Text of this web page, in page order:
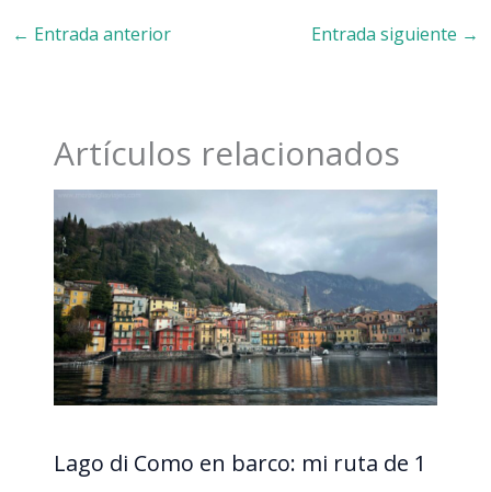
← Entrada anterior Entrada siguiente →
Artículos relacionados
Lago di Como en barco: mi ruta de 1